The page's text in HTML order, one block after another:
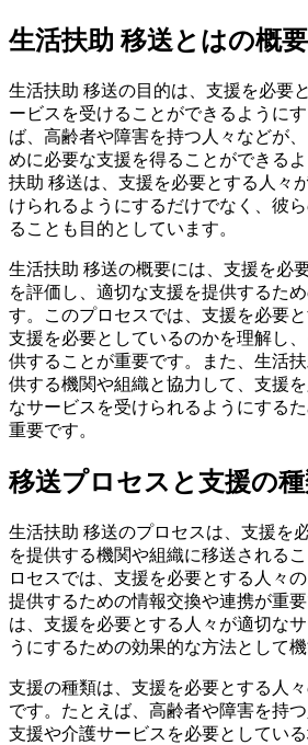
生活扶助 移送とはの概
生活扶助 移送の目的は、支援を必要
ービスを受けることができるように
ば、高齢者や障害を持つ人々などが
めに必要な支援を得ることができる
扶助 移送は、支援を必要とする人々
けられるようにするだけでなく、彼
ることも目的としています。
生活扶助 移送の概要には、支援を必
を評価し、適切な支援を提供するた
す。このプロセスでは、支援を必要
支援を必要としているのかを理解し
供することが重要です。また、生活
供する機関や組織と協力して、支援
なサービスを受けられるようにする
重要です。
移送プロセスと支援の
生活扶助 移送のプロセスは、支援を
を提供する機関や組織に移送される
ロセスでは、支援を必要とする人々
提供するための情報交換や連携が重
は、支援を必要とする人々が適切な
うにするための効果的な方法として機
支援の種類は、支援を必要とする人
です。たとえば、高齢者や障害を持
支援や介護サービスを必要としてい